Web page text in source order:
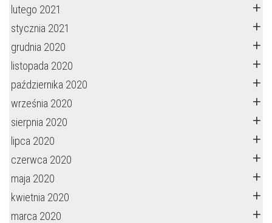
lutego 2021
stycznia 2021
grudnia 2020
listopada 2020
października 2020
września 2020
sierpnia 2020
lipca 2020
czerwca 2020
maja 2020
kwietnia 2020
marca 2020